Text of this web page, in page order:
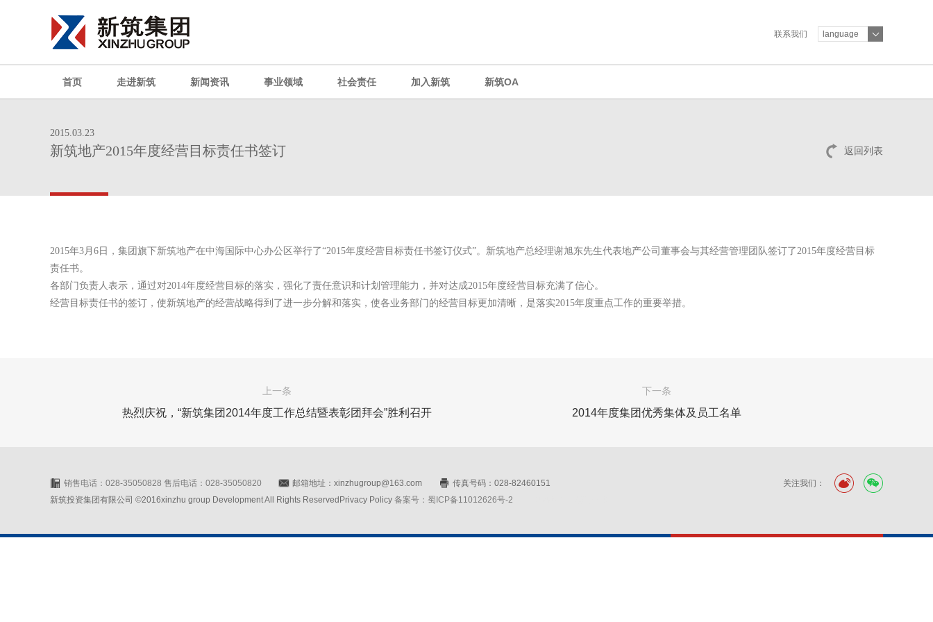
联系我们 language
首页 走进新筑 新闻资讯 事业领域 社会责任 加入新筑 新筑OA
返回列表
2015.03.23
新筑地产2015年度经营目标责任书签订
2015年3月 6 日 ，集团旗下新筑地产在中海国际中心办公区举行了“2015年度经营目标责任书签订仪式”。新筑地产总经理谢旭东先生代表地产公司董事会与其经营管理团队签订了2015年度经营目标
责任书。
各部门负责人表示，通过对2014年度经营目标的落实，强化了责任意识和计划管理能力，并对达成2015年度经营目标充满了信心。
经营目标责任书的签订，使新筑地产的经营战略得到了进一步分解和落实，使各业务部门的经营目标更加清晰，是落实2015年度重点工作的重要举措。
上一条
热烈庆祝，“新筑集团2014年度工作总结暨表彰团拜会”胜利召开
下一条
2014年度集团优秀集体及员工名单
关注我们：
销售电话：028-35050828 售后电话：028-35050820 邮箱地址：xinzhugroup@163.com
传真号码：028-82460151
新筑投资集团有限公司 ©2016xinzhu group Development All Rights ReservedPrivacy Policy 备案号：蜀ICP备11012626号-2